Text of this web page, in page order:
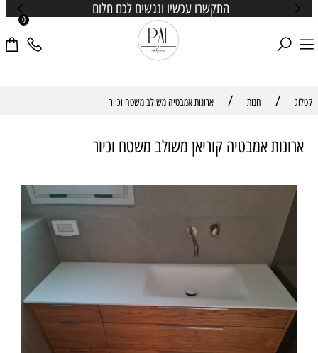
התקשרו עכשיו ונגשים לכם חלום
0
קטלוג / חנות / ארונות אמבטיה משולב משטח וכיור
ארונות אמבטיה קוריאן משולב משטח וכיור